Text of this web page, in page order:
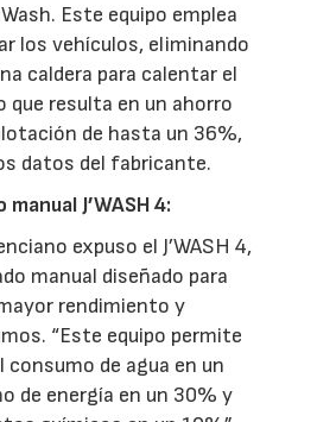
Este equipo emplea
los vehículos, eliminando
caldera para calentar el
que resulta en un ahorro
de hasta un 36%,
datos del fabricante.
J’WASH 4:
expuso el J’WASH 4,
manual diseñado para
rendimiento y
“Este equipo permite
consumo de agua en un
de energía en un 30% y